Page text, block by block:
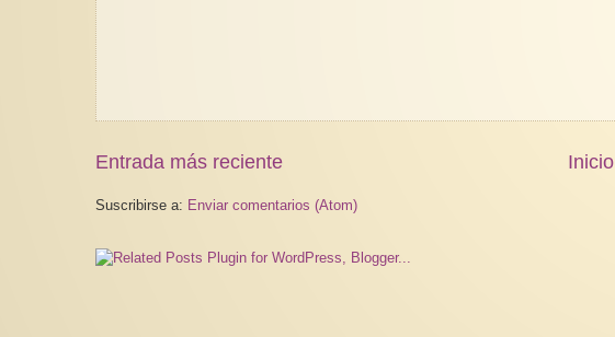
Entrada más reciente Inicio
Suscribirse a: Enviar comentarios (Atom)